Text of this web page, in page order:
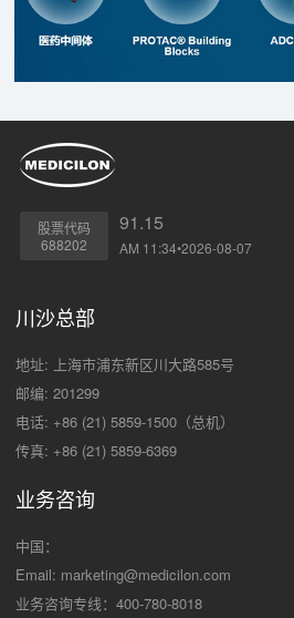
股票代码
688202
91.15
AM 11:34•2026-08-07
川沙总部
地址: 上海市浦东新区川大路585号
邮编: 201299
电话: +86 (21) 5859-1500（总机）
传真: +86 (21) 5859-6369
业务咨询
中国：
Email: marketing@medicilon.com
业务咨询专线：400-780-8018